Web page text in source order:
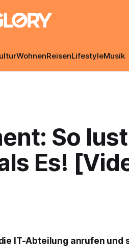
WohnenReisenLifestyleMusik
So
Es!
IT-Abteilung anrufen und